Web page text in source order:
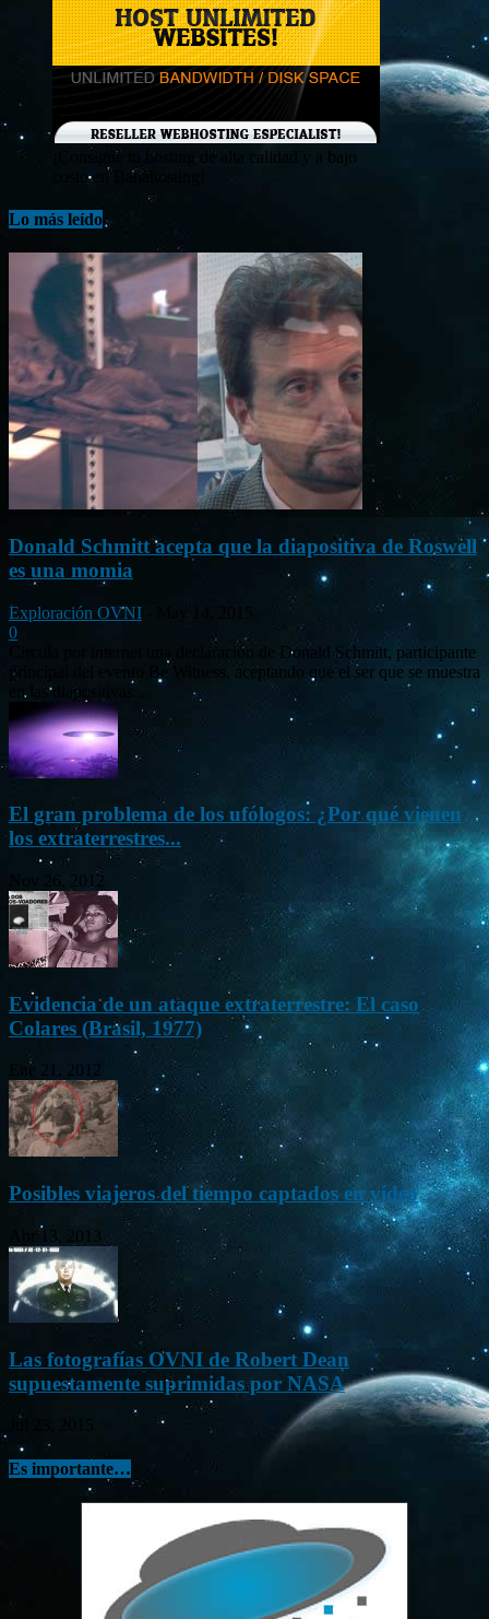
¡Consigue tu hosting de alta calidad y a bajo
costo en Banahosting!
Lo más leído
Donald Schmitt acepta que la diapositiva de Roswell
es una momia
Exploración OVNI
0
Circula por internet una declaración de Donald Schmitt, participante
principal del evento Be Witness, aceptando que el ser que se muestra
en las diapositivas...
El gran problema de los ufólogos: ¿Por qué vienen
los extraterrestres...
Nov 26, 2012
Evidencia de un ataque extraterrestre: El caso
Colares (Brasil, 1977)
Ene 21, 2012
Posibles viajeros del tiempo captados en vídeo
Abr 13, 2013
Las fotografías OVNI de Robert Dean
supuestamente suprimidas por NASA
Es importante…